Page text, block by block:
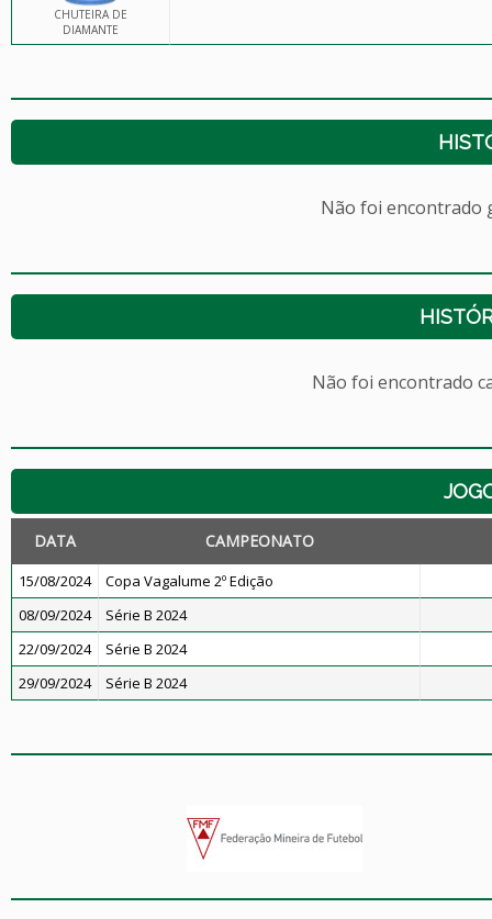
CHUTEIRA DE
DIAMANTE
Não foi encontrado
Não foi encontrado
DATA CAMPEONATO
15/08/2024
Copa Vagalume 2º Edição
08/09/2024
Série B 2024
22/09/2024
Série B 2024
29/09/2024
Série B 2024